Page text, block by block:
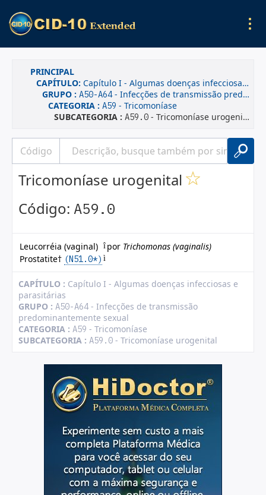
PRINCIPAL
CAPÍTULO: Capítulo I - Algumas doenças infecciosas e parasitárias
GRUPO : A50-A64- Infecções de transmissão predominantemente sexual
CATEGORIA : A59 - Tricomoníase
SUBCATEGORIA : A59.0 - Tricomoníase urogenital
Tricomoníase urogenital
Código: A59.0
Leucorréia (vaginal) î por Trichomonas (vaginalis)
Prostatite† (N51.0*) ì
CAPÍTULO : Capítulo I - Algumas doenças infecciosas e
parasitárias
GRUPO : A50-A64- Infecções de transmissão
predominantemente sexual
CATEGORIA : A59 - Tricomoníase
SUBCATEGORIA : A59.0 - Tricomoníase urogenital